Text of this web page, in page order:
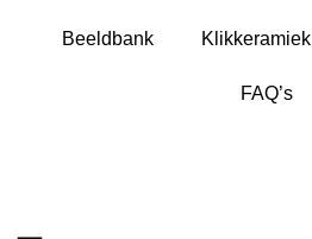
Beeldbank Klikkeramiek
FAQ’s